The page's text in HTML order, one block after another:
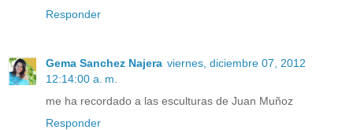
Responder
Gema Sanchez Najera viernes, diciembre 07, 2012
12:14:00 a. m.
me ha recordado a las esculturas de Juan Muñoz
Responder